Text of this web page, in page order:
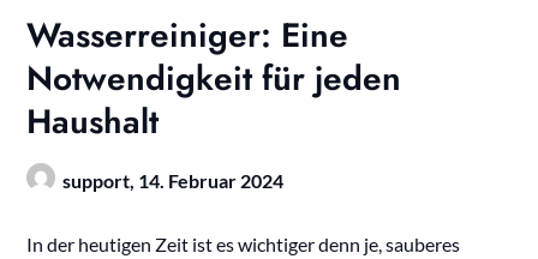
Wasserreiniger: Eine
Notwendigkeit für jeden
Haushalt
support, 14. Februar 2024
In der heutigen Zeit ist es wichtiger denn je, sauberes